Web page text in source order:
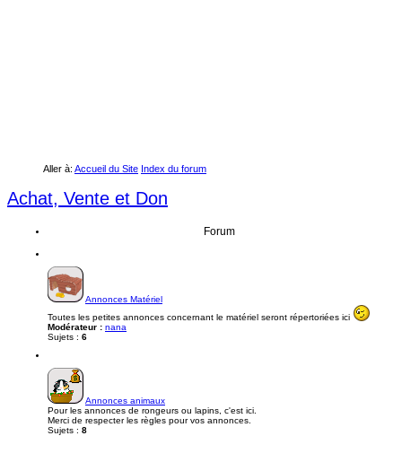
Aller à: Accueil du Site Index du forum
Achat, Vente et Don
Forum
Annonces Matériel
Toutes les petites annonces concernant le matériel seront répertoriées ici
Modérateur : nana
Sujets : 6
Annonces animaux
Pour les annonces de rongeurs ou lapins, c'est ici.
Merci de respecter les règles pour vos annonces.
Sujets : 8